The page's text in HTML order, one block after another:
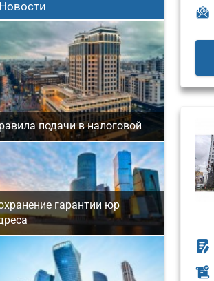
Новости
подачи в налоговой
гарантии юр